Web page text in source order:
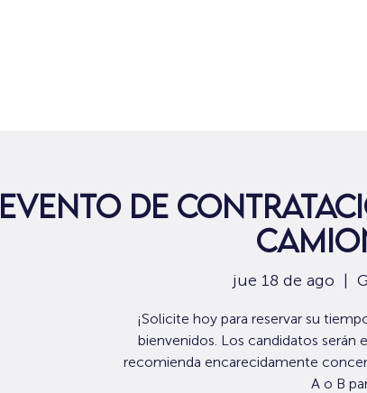
Evento de
jue 18 de ago
  |
¡Solicite hoy para reservar su
bienvenidos. Los candidatos serán
recomienda encarecidamente
A o B